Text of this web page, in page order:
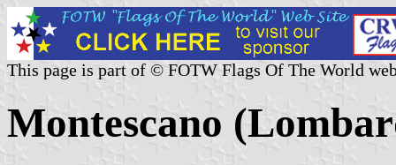
This page is part of © FOTW Flags Of The World
Montescano